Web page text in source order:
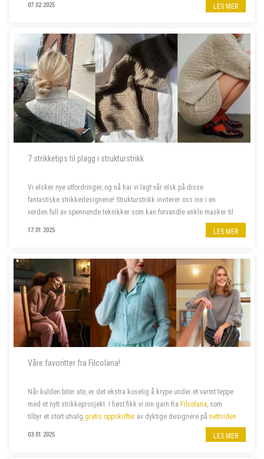
07.02.2025 LES MER
7 strikketips til plagg i strukturstrikk
Vi elsker nye utfordringer, og nå har vi lagt vår elsk på disse
fantastiske strikkedesignene! Strukturstrikk inviterer oss inn i en
verden full av spennende teknikker som kan forvandle enkle masker til
imponerende plagg. Dette er prosjektene som skal på våre pinner
17.01.2025 LES MER
Våre favoritter fra Filcolana!
Når kulden biter ute, er det ekstra koselig å krype under et varmt teppe
med et nytt strikkeprosjekt. I høst fikk vi inn garn fra Filcolana , som
tilbyr et stort utvalg gratis oppskrifter av dyktige designere på nettsiden
03.01.2025 LES MER